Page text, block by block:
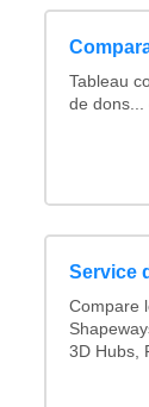
Tableau
de dons...
Service
Compare
3D Hubs,